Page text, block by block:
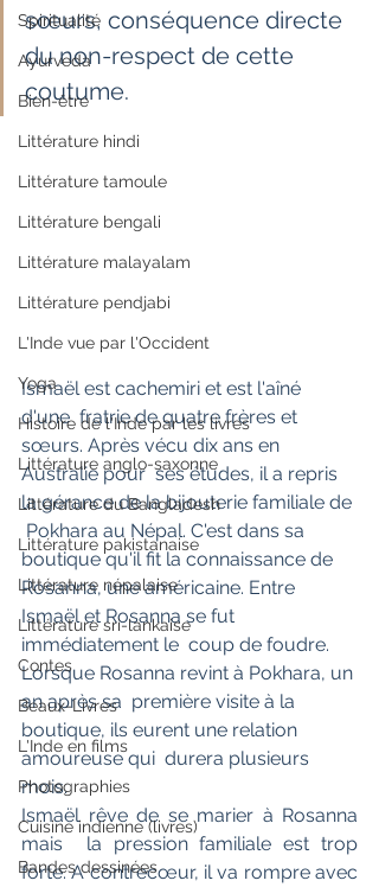
Spiritualité
Ayurveda
Bien-être
Littérature hindi
Littérature tamoule
Littérature bengali
Littérature malayalam
Littérature pendjabi
L'Inde vue par l'Occident
Yoga
Histoire de l'Inde par les livres
Littérature anglo-saxonne
Littérature du Bangladesh
Littérature pakistanaise
Littérature népalaise
Littérature sri-lankaise
Contes
Beaux-Livres
L'Inde en films
Photographies
Cuisine indienne (livres)
Bandes dessinées
sœurs, conséquence directe
du non-respect de cette
coutume.
Ismaël est cachemiri et est l'aîné
d'une  fratrie de quatre frères et
sœurs. Après vécu dix ans en
Australie pour  ses études, il a repris
la gérance de la bijouterie familiale de
Pokhara au Népal. C'est dans sa
boutique qu'il fit la connaissance de
Rosanna, une américaine. Entre
Ismaël et Rosanna se fut
immédiatement le  coup de foudre.
Lorsque Rosanna revint à Pokhara, un
an après sa  première visite à la
boutique, ils eurent une relation
amoureuse qui  durera plusieurs
mois.
Ismaël rêve de se marier à Rosanna
mais  la pression familiale est trop
forte. A contrecœur, il va rompre avec